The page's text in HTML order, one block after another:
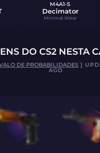
M4A1-S
Decimator
Minimal Wear
DO CS2 NESTA
DE PROBABILIDADES ]
AGO